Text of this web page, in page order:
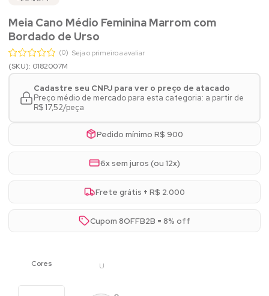
Meia Cano Médio Feminina Marrom com
Bordado de Urso
(0) Seja o primeiro a avaliar
(SKU): 0182007M
Cadastre seu CNPJ para ver o preço de atacado
Preço médio de mercado para esta categoria: a partir de
R$ 17,52/peça
Pedido mínimo R$ 900
6x sem juros (ou 12x)
Frete grátis + R$ 2.000
Cupom 8OFFB2B = 8% off
U